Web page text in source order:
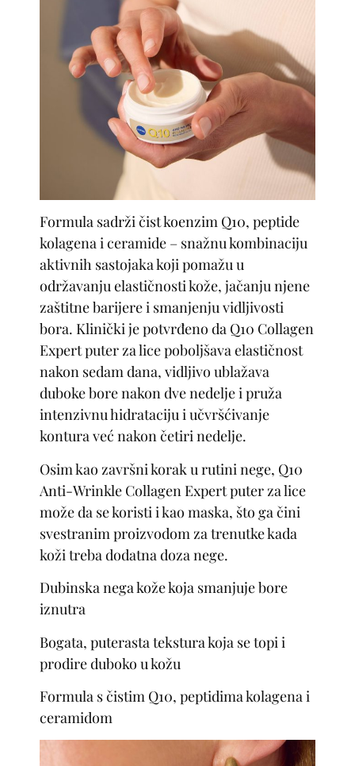
Formula sadrži čist koenzim Q10, peptide
kolagena i ceramide – snažnu kombinaciju
aktivnih sastojaka koji pomažu u
održavanju elastičnosti kože, jačanju njene
zaštitne barijere i smanjenju vidljivosti
bora. Klinički je potvrđeno da Q10 Collagen
Expert puter za lice poboljšava elastičnost
nakon sedam dana, vidljivo ublažava
duboke bore nakon dve nedelje i pruža
intenzivnu hidrataciju i učvršćivanje
kontura već nakon četiri nedelje.
Osim kao završni korak u rutini nege, Q10
Anti-Wrinkle Collagen Expert puter za lice
može da se koristi i kao maska, što ga čini
svestranim proizvodom za trenutke kada
koži treba dodatna doza nege.
Dubinska nega kože koja smanjuje bore
iznutra
Bogata, puterasta tekstura koja se topi i
prodire duboko u kožu
Formula s čistim Q10, peptidima kolagena i
ceramidom